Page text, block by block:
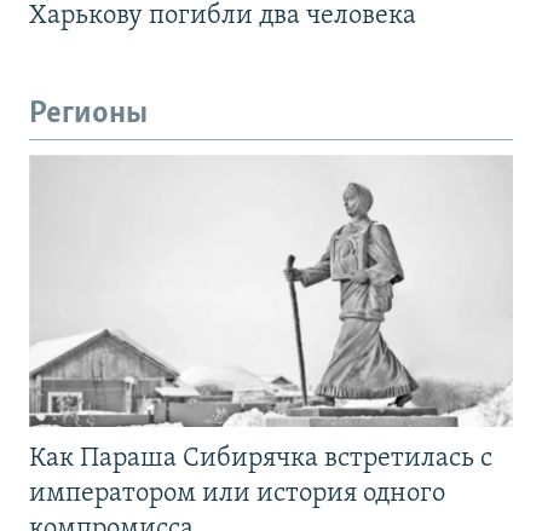
Харькову погибли два человека
Регионы
Как Параша Сибирячка встретилась с
императором или история одного